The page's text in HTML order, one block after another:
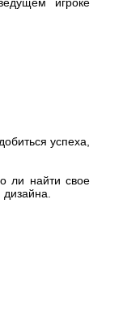
успеха,
ли найти свое